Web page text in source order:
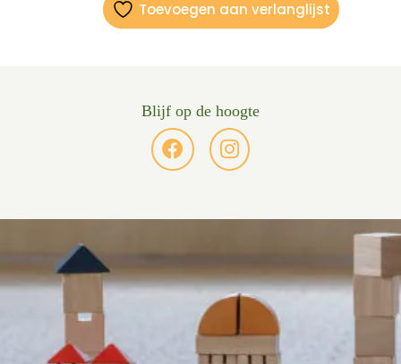
Toevoegen aan verlanglijst
Blijf op de hoogte